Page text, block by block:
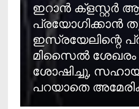
ഇറാന്‍ ക്‌ളസ്റ്റര്‍
പ്രയോഗിക്കാന്‍
ഇസ്രയേലിന്റെ
മിസൈല്‍ ശേഖരം
ശോഷിച്ചു, സഹായം
പറയാതെ